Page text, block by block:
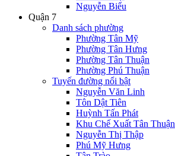
Nguyễn Biểu
Quận 7
Danh sách phường
Phường Tân Mỹ
Phường Tân Hưng
Phường Tân Thuận
Phường Phú Thuận
Tuyến đường nổi bật
Nguyễn Văn Linh
Tôn Dật Tiên
Huỳnh Tấn Phát
Khu Chế Xuất Tân Thuận
Nguyễn Thị Thập
Phú Mỹ Hưng